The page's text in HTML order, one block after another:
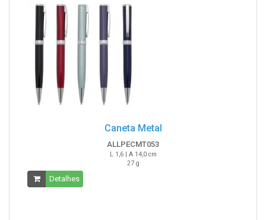
Caneta Metal
ALLPECMT053
L 1,6 | A 14,0 cm
27 g
Detalhes